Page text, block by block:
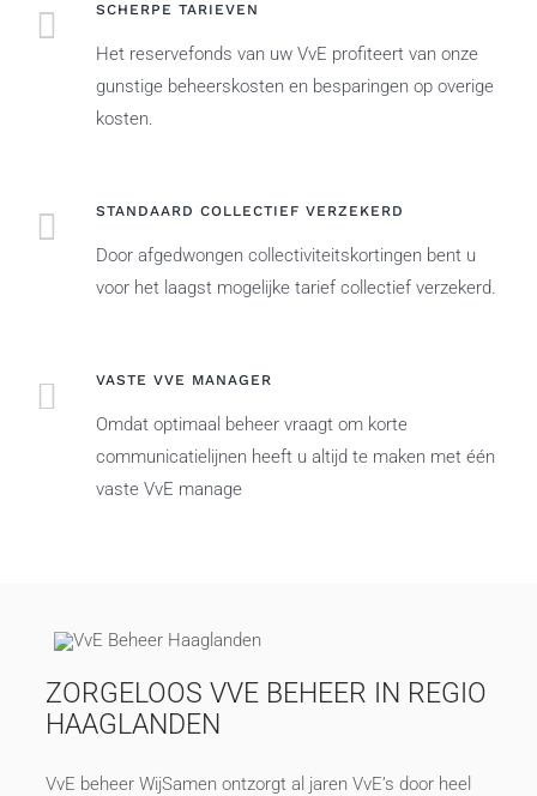
SCHERPE TARIEVEN
Het reservefonds van uw VvE profiteert van onze
gunstige beheerskosten en besparingen op overige
kosten.
STANDAARD COLLECTIEF VERZEKERD
Door afgedwongen collectiviteitskortingen bent u
voor het laagst mogelijke tarief collectief verzekerd.
VASTE VVE MANAGER
Omdat optimaal beheer vraagt om korte
communicatielijnen heeft u altijd te maken met één
vaste VvE manage
ZORGELOOS VVE BEHEER IN REGIO
HAAGLANDEN
VvE beheer WijSamen ontzorgt al jaren VvE’s door heel